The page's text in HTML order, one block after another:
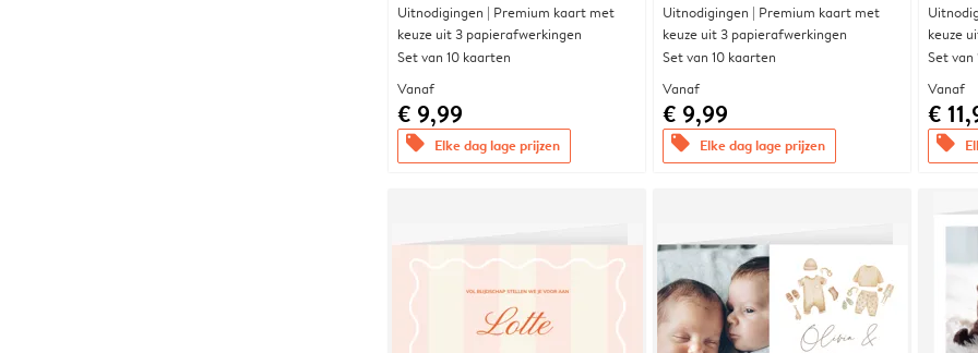
Uitnodigingen | Premium kaart met
keuze uit 3 papierafwerkingen
Set van 10 kaarten
Vanaf
€ 9,99
offers Elke dag lage prijzen
Uitnodigingen | Premium kaart met
keuze uit 3 papierafwerkingen
Set van 10 kaarten
Vanaf
€ 9,99
offers Elke dag lage prijzen
keuze
Set van
Vanaf
€
offers